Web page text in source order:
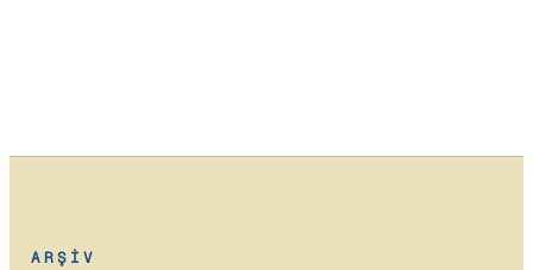
ARŞIV